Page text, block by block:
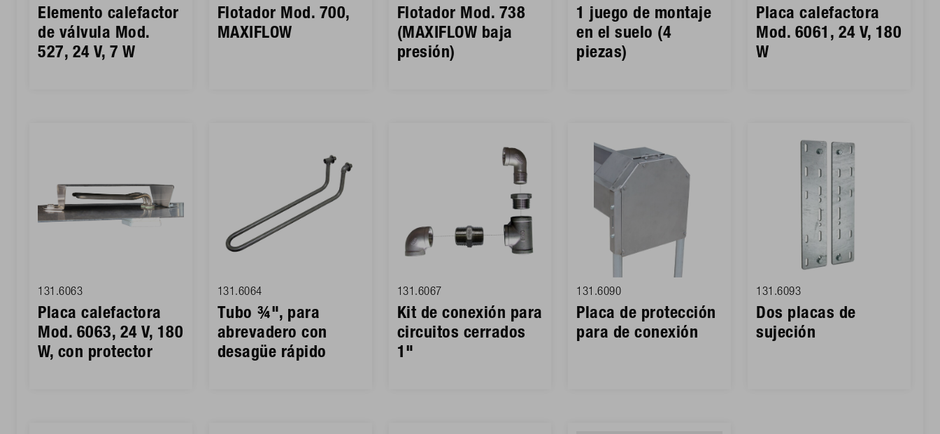
Elemento calefactor
de válvula Mod.
527, 24 V, 7 W
Flotador Mod. 700,
MAXIFLOW
Flotador Mod. 738
(MAXIFLOW baja
presión)
1 juego de montaje
en el suelo (4
piezas)
Placa calefactora
Mod. 6061, 24 V, 180
W
131.6063
Placa calefactora
Mod. 6063, 24 V, 180
W, con protector
131.6064
Tubo ¾", para
abrevadero con
desagüe rápido
131.6067
Kit de conexión para
circuitos cerrados
1"
131.6090
Placa de protección
para de conexión
131.6093
Dos placas de
sujeción